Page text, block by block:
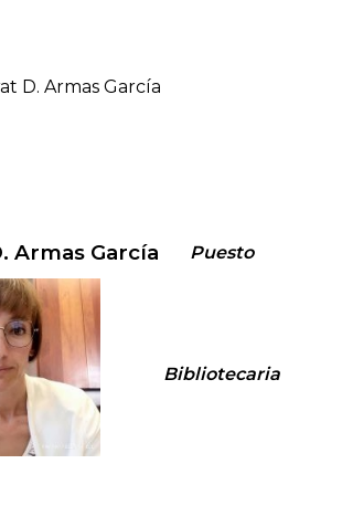
D. Armas García
Armas García
Puesto
Bibliotecaria